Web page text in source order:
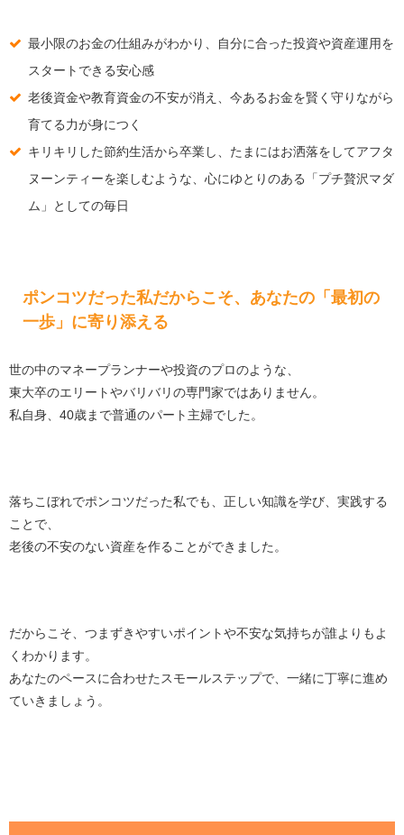
最小限のお金の仕組みがわかり、自分に合った投資や資産運用を
スタートできる安心感
老後資金や教育資金の不安が消え、今あるお金を賢く守りながら
育てる力が身につく
キリキリした節約生活から卒業し、たまにはお洒落をしてアフタ
ヌーンティーを楽しむような、心にゆとりのある「プチ贅沢マダ
ム」としての毎日
ポンコツだった私だからこそ、あなたの「最初の
一歩」に寄り添える
世の中のマネープランナーや投資のプロのような、
東大卒のエリートやバリバリの専門家ではありません。
私自身、40歳まで普通のパート主婦でした。
落ちこぼれでポンコツだった私でも、正しい知識を学び、実践する
ことで、
老後の不安のない資産を作ることができました。
だからこそ、つまずきやすいポイントや不安な気持ちが誰よりもよ
くわかります。
あなたのペースに合わせたスモールステップで、一緒に丁寧に進め
ていきましょう。